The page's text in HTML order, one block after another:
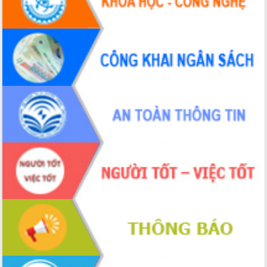
tại Trung tâm Phục vụ hành chính
công tỉnh
Đắk Lắk: Tôn vinh 46 giải pháp tại Hội
thi Sáng tạo Kỹ thuật 2024 - 2025
Đắk Lắk rà soát, điều chỉnh Đề án 190
về phát triển nuôi trồng thủy sản
Phó Chủ tịch UBND tỉnh Đắk Lắk
Trương Công Thái kiểm tra thực địa
Dự án cao tốc Khánh Hòa - Buôn Ma
Thuột
Định vị cà phê Việt Nam như một “di
sản sống” trong dòng chảy toàn cầu
Xây dựng nông thôn mới: Nâng cao đời
sống người dân từ những mô hình thiết
thực
Quyết liệt tháo gỡ vướng mắc, đẩy
nhanh tiến độ các dự án trọng điểm
trong Khu kinh tế Nam Phú Yên
Hòn Yến phát triển du lịch gắn với bảo
tồn biển